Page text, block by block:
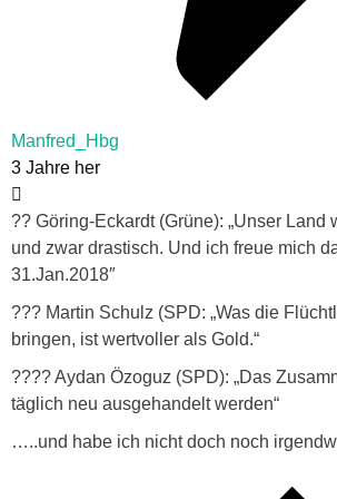
Manfred_Hbg
3 Jahre her
?? Göring-Eckardt (Grüne): „Unser Land
und zwar drastisch. Und ich freue mich
31.Jan.2018″
??? Martin Schulz (SPD: „Was die
bringen, ist wertvoller als Gold.“
???? Aydan Özoguz (SPD): „Das
täglich neu ausgehandelt werden“
…..und habe ich nicht doch noch